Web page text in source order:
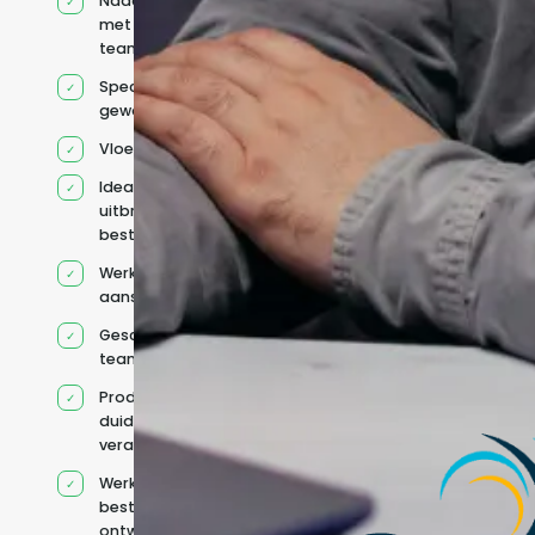
met jouw bestaande
team
Specifiek voor jou
geworven profiel
Vloeiend Engels
Ideaal voor het
uitbreiden van
bestaande capaciteit
Werkt onder jouw
aansturing
Geschikt voor hybride
teams
Productcontext en
duidelijke
verantwoordelijkheden
Werkt binnen jouw
bestaande
ontwikkelteam